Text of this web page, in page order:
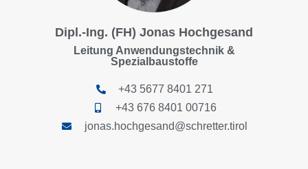
Dipl.-Ing. (FH) Jonas Hochgesand
Leitung Anwendungstechnik &
Spezialbaustoffe
+43 5677 8401 271
+43 676 8401 00716
jonas.hochgesand@schretter.tirol